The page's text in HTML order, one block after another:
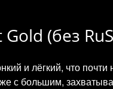
(без
и лёгкий, что
с большим,